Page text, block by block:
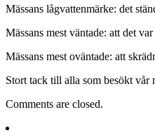
Mässans lågvattenmärke: det
Mässans mest väntade: att det
Mässans mest oväntade: att
Stort tack till alla som besökt vår
Comments are closed.